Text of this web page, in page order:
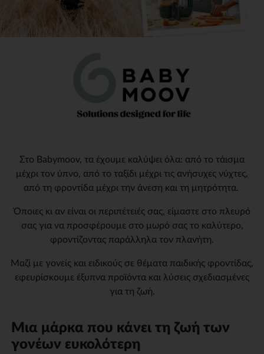
Στο Babymoov, τα έχουμε καλύψει όλα: από το τάισμα
μέχρι τον ύπνο, από το ταξίδι μέχρι τις ανήσυχες νύχτες,
από τη φροντίδα μέχρι την άνεση και τη μητρότητα.
Όποιες κι αν είναι οι περιπέτειές σας, είμαστε στο πλευρό
σας για να προσφέρουμε στο μωρό σας το καλύτερο,
φροντίζοντας παράλληλα τον πλανήτη.
Μαζί με γονείς και ειδικούς σε θέματα παιδικής φροντίδας,
εφευρίσκουμε έξυπνα προϊόντα και λύσεις σχεδιασμένες
για τη ζωή.
Μια μάρκα που κάνει τη ζωή των
γονέων ευκολότερη